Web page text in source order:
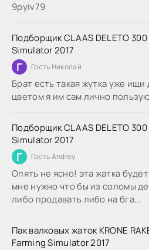
9руіv79
Подборщик CLAAS DELETO 300
Simulator 2017
Г Гость Николай
Брат есть такая жутка уже
цветом я им сам лично
Подборщик CLAAS DELETO 300
Simulator 2017
Г Гость Andrey
Опять не ясно! эта жатка
мне нужно что бы из соломы
либо продавать либо на бга...
Пак валковых жаток KRONE
Farming Simulator 2017